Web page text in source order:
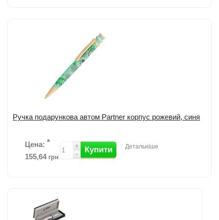
ручка із серії "Дикі тварини"; металевий корпус оснащений пером,
Додати до порівняння
Ручка подарункова автом Partner корпус рожевий, синя
Цена: *
155,64 грн
+
- Купити Детальніше
розписом у вигляді квітів; деталі золотого кольору; поворотний
механізм подачі...